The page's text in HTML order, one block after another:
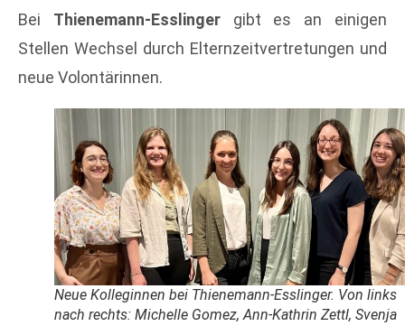
Bei Thienemann-Esslinger gibt es an einigen
Stellen Wechsel durch Elternzeitvertretungen und
neue Volontärinnen.
Neue Kolleginnen bei Thienemann-Esslinger. Von links
nach rechts: Michelle Gomez, Ann-Kathrin Zettl, Svenja